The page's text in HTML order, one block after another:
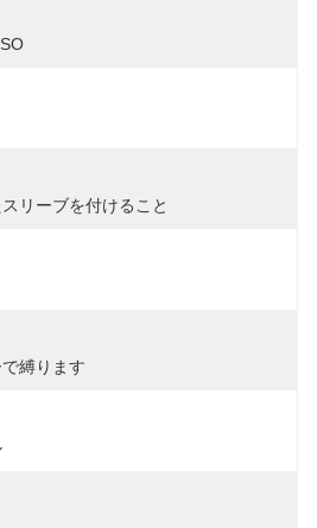
リーブを付けること
縛ります